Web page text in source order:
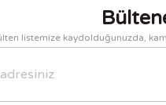
listemize kaydolduğunuzda,